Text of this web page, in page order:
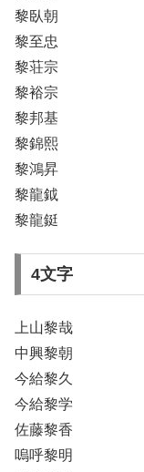
黎臥朝
黎至忠
黎荘宗
黎裕宗
黎邦基
黎錦熙
黎鴻昇
黎龍鉞
黎龍鋌
4文字
上山黎哉
中興黎朝
今給黎久
今給黎学
佐藤黎香
嗚呼黎明